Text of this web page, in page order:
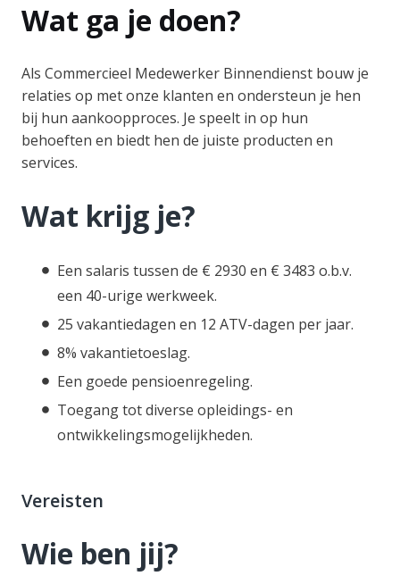
Wat ga je doen?
Als Commercieel Medewerker Binnendienst bouw je
relaties op met onze klanten en ondersteun je hen
bij hun aankoopproces. Je speelt in op hun
behoeften en biedt hen de juiste producten en
services.
Wat krijg je?
Een salaris tussen de € 2930 en € 3483 o.b.v.
een 40-urige werkweek.
25 vakantiedagen en 12 ATV-dagen per jaar.
8% vakantietoeslag.
Een goede pensioenregeling.
Toegang tot diverse opleidings- en
ontwikkelingsmogelijkheden.
Vereisten
Wie ben jij?